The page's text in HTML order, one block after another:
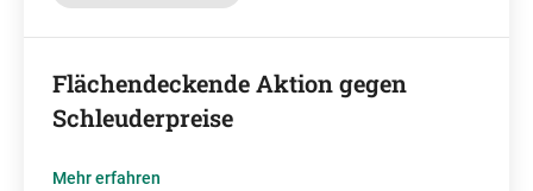
Flächendeckende Aktion gegen
Schleuderpreise
Mehr erfahren